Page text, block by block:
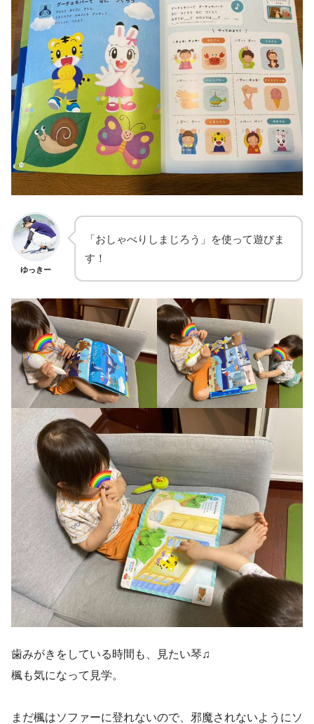
ゆっきー
「おしゃべりしまじろう」を使って遊びま
す！
歯みがきをしている時間も、見たい琴♫
楓も気になって見学。
まだ楓はソファーに登れないので、邪魔されないようにソ